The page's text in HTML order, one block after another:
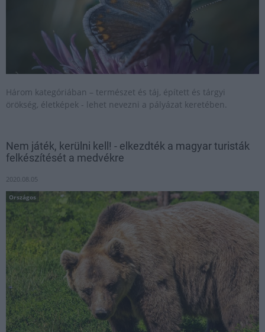
Három kategóriában – természet és táj, épített és tárgyi
örökség, életképek - lehet nevezni a pályázat keretében.
Nem játék, kerülni kell! - elkezdték a magyar turisták
felkészítését a medvékre
2020.08.05
Országos